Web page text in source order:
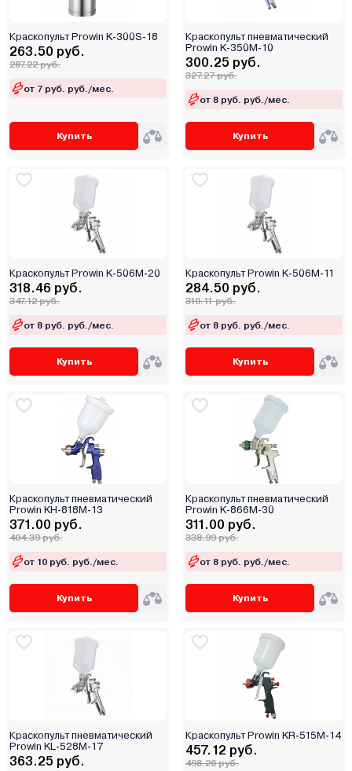
Краскопульт Prowin K-300S-18
263.50 руб.
287.22 руб.
от 7 руб. руб./мес.
Купить
Краскопульт пневматический
Prowin K-350M-10
300.25 руб.
327.27 руб.
от 8 руб. руб./мес.
Купить
Краскопульт Prowin K-506M-20
318.46 руб.
347.12 руб.
от 8 руб. руб./мес.
Купить
Краскопульт Prowin K-506M-11
284.50 руб.
310.11 руб.
от 8 руб. руб./мес.
Купить
Краскопульт пневматический
Prowin KH-818M-13
371.00 руб.
404.39 руб.
от 10 руб. руб./мес.
Купить
Краскопульт пневматический
Prowin K-866M-30
311.00 руб.
338.99 руб.
от 8 руб. руб./мес.
Купить
Краскопульт пневматический
Prowin KL-528M-17
363.25 руб.
Краскопульт Prowin KR-515M-14
457.12 руб.
498.26 руб.